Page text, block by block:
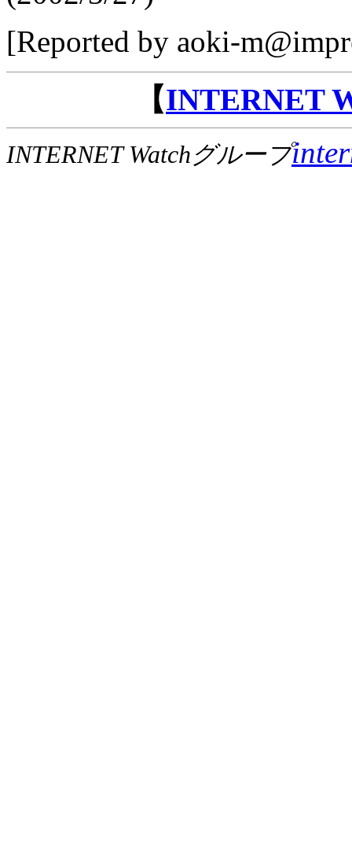
[Reported by aoki-
【INTERNET
INTERNET Watchグループ